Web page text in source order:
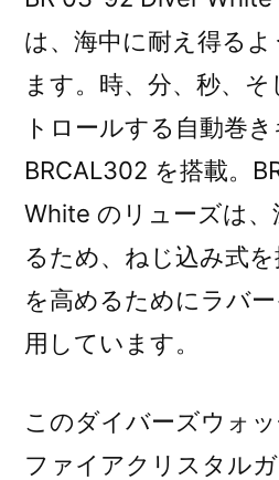
は、海中に耐え得る
ます。時、分、秒、
トロールする自動巻
BRCAL302 を搭載。
White のリューズは、
るため、ねじ込み式
を高めるためにラバ
用しています。
このダイバーズウォ
ファイアクリスタル